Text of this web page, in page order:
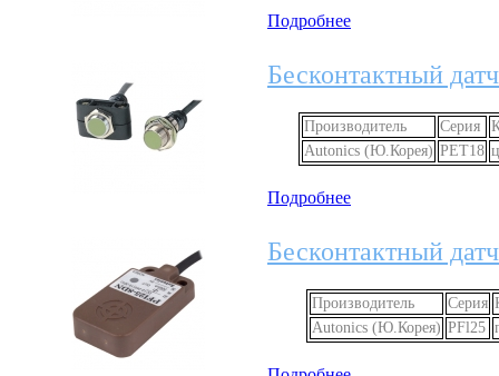
Подробнее
Бесконтактный
Производитель Серия
Autonics (Ю.Корея) PET18
Подробнее
Бесконтактный
Производитель Серия
Autonics (Ю.Корея) PFl25